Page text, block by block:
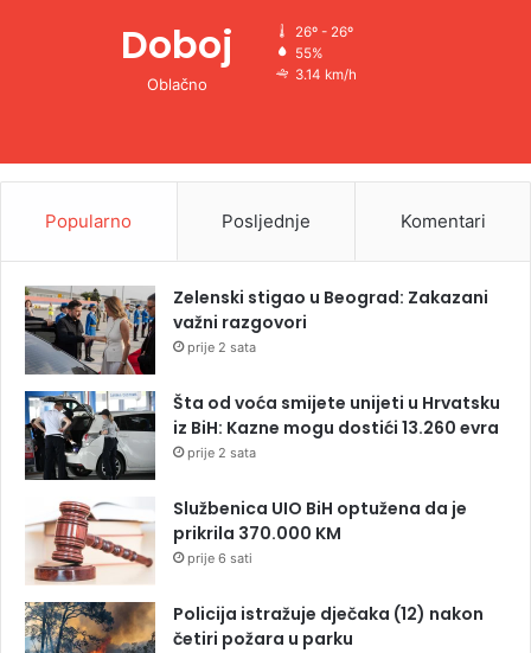
Doboj
Oblačno
26º - 26º
55%
3.14 km/h
Popularno Posljednje Komentari
Zelenski stigao u Beograd: Zakazani
važni razgovori
prije 2 sata
Šta od voća smijete unijeti u Hrvatsku
iz BiH: Kazne mogu dostići 13.260 evra
prije 2 sata
Službenica UIO BiH optužena da je
prikrila 370.000 KM
prije 6 sati
Policija istražuje dječaka (12) nakon
četiri požara u parku